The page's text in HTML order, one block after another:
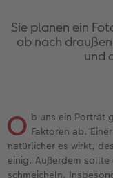
Sie planen ein
ab nach
und
O b uns ein Porträt
Faktoren ab.
natürlicher es wirkt,
einig. Außerdem
schmeicheln.